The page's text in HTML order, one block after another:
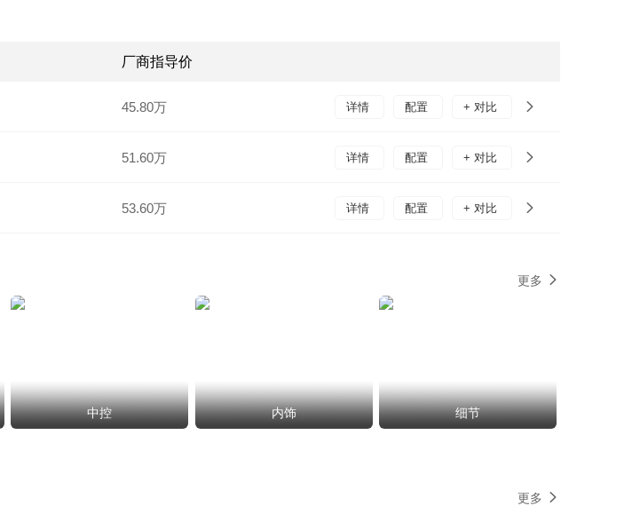
厂商指导价
45.80万 详情 配置 + 对比
51.60万 详情 配置 + 对比
53.60万 详情 配置 + 对比
更多
中控 内饰 细节
更多